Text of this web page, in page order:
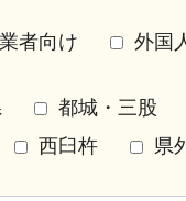
者向け 外国
都城・三股
西臼杵 県